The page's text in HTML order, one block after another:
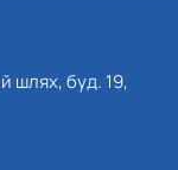
шлях, буд. 19,